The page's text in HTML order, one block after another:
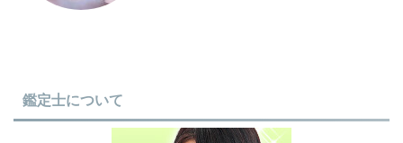
鑑定士について